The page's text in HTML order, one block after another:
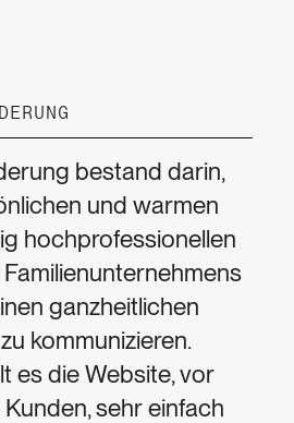
bestand darin,
und warmen
hochprofessionellen
ganzheitlichen
kommunizieren.
es die Website, vor
sehr einfach